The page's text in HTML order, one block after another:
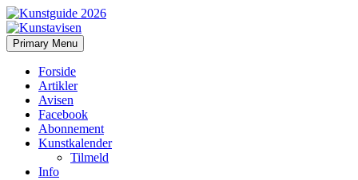
Kunstavisen
Search
Primary Menu Skip
to
Forside
Artikler
Avisen
Facebook
Abonnement
Kunstkalender
Tilmeld
Info